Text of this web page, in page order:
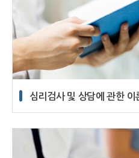
심리검사 및 상담에 관한 이